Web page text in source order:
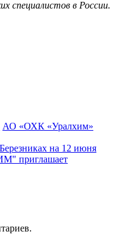
специалистов в России.
АО «ОХК «Уралхим»
на 12 июня
приглашает